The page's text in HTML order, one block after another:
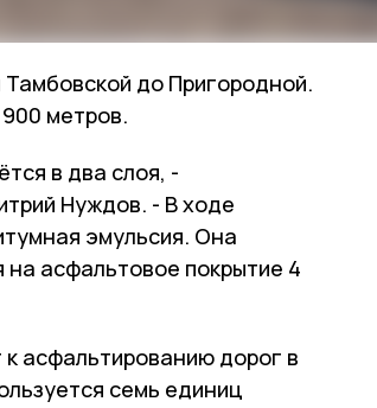
до Пригородной.
метров.
в два слоя, -
Нуждов. - В ходе
эмульсия. Она
на асфальтовое покрытие 4
асфальтированию дорог в
семь единиц